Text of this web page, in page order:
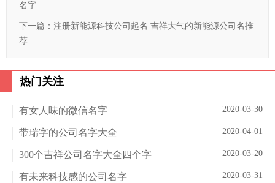
名字
下一篇： 注册新能源科技公司起名 吉祥大气的新能源公司名推
荐
热门关注
2020-03-30
有女人味的微信名字
2020-04-01
带瑞字的公司名字大全
2020-03-20
300个吉祥公司名字大全四个字
2020-03-31
有未来科技感的公司名字